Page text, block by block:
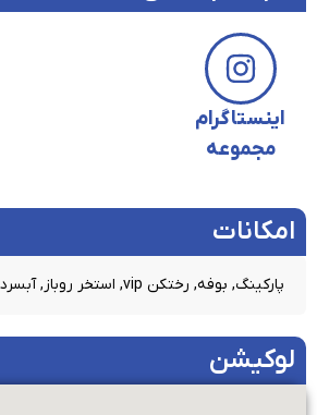
اینستاگرام
مجموعه
امکانات​
پارکینگ, بوفه, رختکن vip, استخر روباز, آبسرد کن
لوکیشن